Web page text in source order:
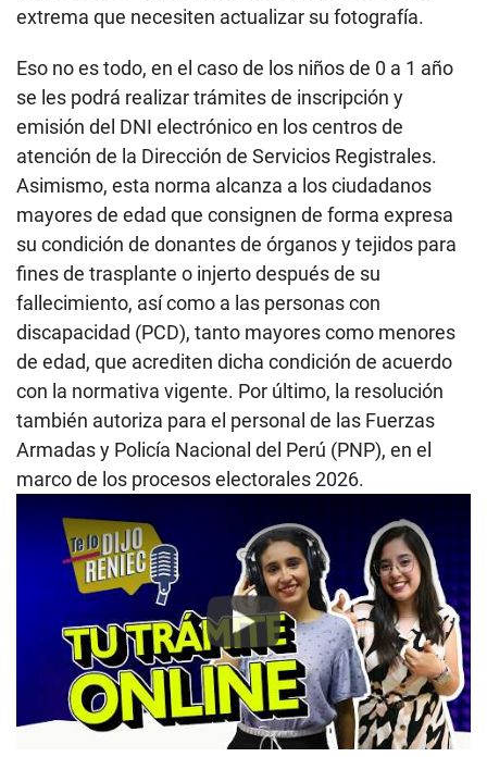
extrema que necesiten actualizar su fotografía.
Eso no es todo, en el caso de los niños de 0 a 1 año
se les podrá realizar trámites de inscripción y
emisión del DNI electrónico en los centros de
atención de la Dirección de Servicios Registrales.
Asimismo, esta norma alcanza a los ciudadanos
mayores de edad que consignen de forma expresa
su condición de donantes de órganos y tejidos para
fines de trasplante o injerto después de su
fallecimiento, así como a las personas con
discapacidad (PCD), tanto mayores como menores
de edad, que acrediten dicha condición de acuerdo
con la normativa vigente. Por último, la resolución
también autoriza para el personal de las Fuerzas
Armadas y Policía Nacional del Perú (PNP), en el
marco de los procesos electorales 2026.
Play